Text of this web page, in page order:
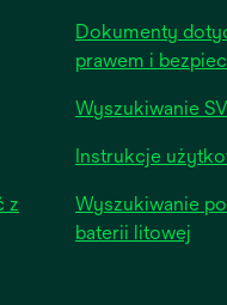
z
Dokumenty
prawem i
Wyszukiwanie
Instrukcje
Wyszukiwanie
baterii litowej